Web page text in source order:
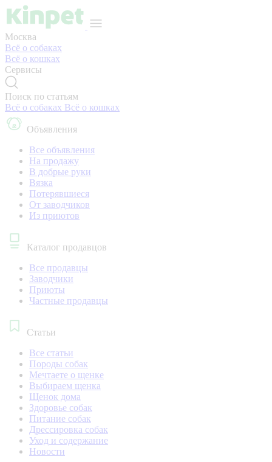
Москва
Всё о собаках
Всё о кошках
Сервисы
Поиск по статьям
Всё о собаках Всё о кошках
Объявления
Все объявления
На продажу
В добрые руки
Вязка
Потерявшиеся
От заводчиков
Из приютов
Каталог продавцов
Все продавцы
Заводчики
Приюты
Частные продавцы
Статьи
Все статьи
Породы собак
Мечтаете о щенке
Выбираем щенка
Щенок дома
Здоровье собак
Питание собак
Дрессировка собак
Уход и содержание
Новости